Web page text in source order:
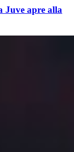
Juve apre alla